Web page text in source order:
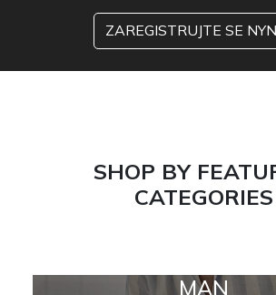
ZAREGISTRUJTE SE NYN
SHOP BY
CATEGORIES
MAN